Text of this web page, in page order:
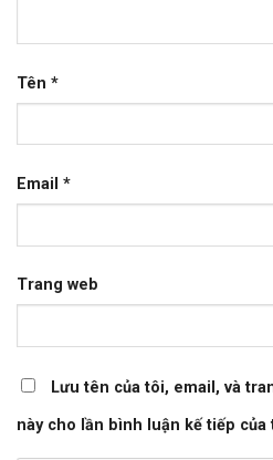
Tên *
Email *
Trang web
Lưu tên của tôi, email, và
này cho lần bình luận kế tiếp của